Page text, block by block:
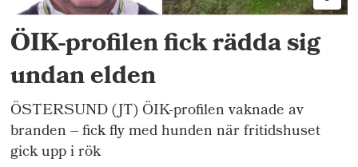
ÖIK-profilen fick rädda sig
undan elden
ÖSTERSUND (JT) ÖIK-profilen vaknade av
branden – fick fly med hunden när fritidshuset
gick upp i rök